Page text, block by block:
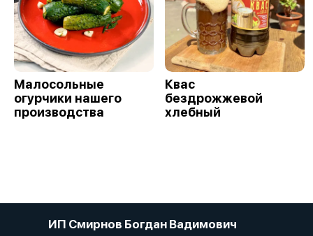
Малосольные
огурчики нашего
производства
Квас
бездрожжевой
хлебный
ИП Смирнов Богдан Вадимович